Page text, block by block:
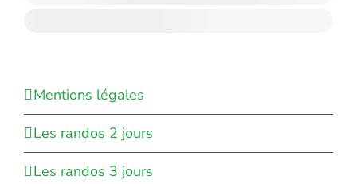
Mentions légales
Les randos 2 jours
Les randos 3 jours